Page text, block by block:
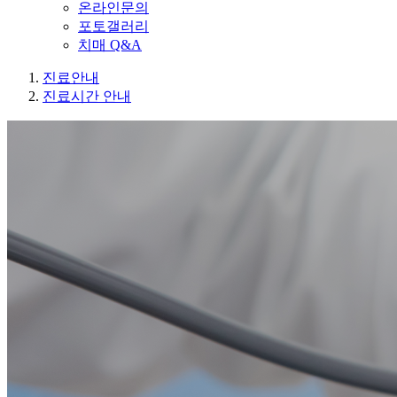
온라인문의
포토갤러리
치매 Q&A
진료안내
진료시간 안내